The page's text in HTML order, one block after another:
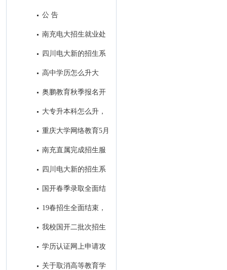
教育招生顺利落下帷幕
公 告
南充电大招生就业处
2019年春季工作亮点
四川电大新的招生系
统今日定型
高中学历怎么升大
奥鹏教育秋季报名开
大专升本科怎么升，
大专生怎样考本科？
重庆大学网络教育5月
7号开始报名！
南充直属完成招生服
务中心建设
四川电大新的招生系
统即将投入使用
国开春季录取全面结
束，录取学生信息进入教务系统
19春招生全面结束，
开始备战19秋招生工作
我校国开二批次招生
进入录取阶段
学历认证网上申请攻
关于取消高等教育学